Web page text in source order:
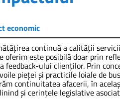
economic
continuă a calității
oferim este posibilă doar prin
feedback-ului clienților. Prin
pieței și practicile loiale de
continuitatea afacerii, în
și cerințele legislative